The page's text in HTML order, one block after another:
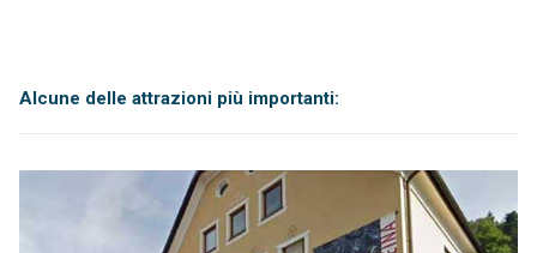
Alcune delle attrazioni più importanti: